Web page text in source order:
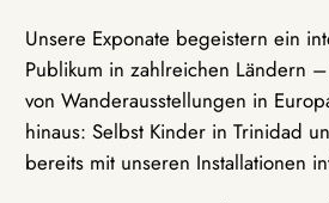
Unsere Exponate begeistern ein
Publikum in zahlreichen Ländern
von Wanderausstellungen in
hinaus: Selbst Kinder in Trinidad
bereits mit unseren Installationen